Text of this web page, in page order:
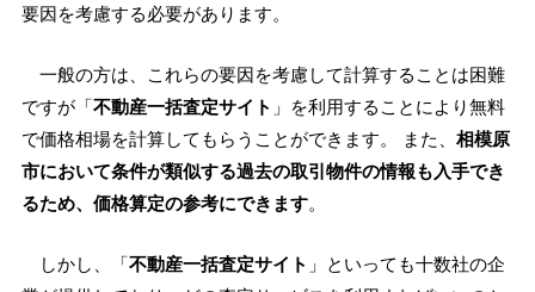
要因を考慮する必要があります。
一般の方は、これらの要因を考慮して計算することは困難
ですが「不動産一括査定サイト 」を利用することにより無料
で価格相場を計算してもらうことができます。 また、 相模原
市において条件が類似する過去の取引物件の情報も入手でき
るため、価格算定の参考にできます。
しかし、「不動産一括査定サイト 」といっても十数社の企